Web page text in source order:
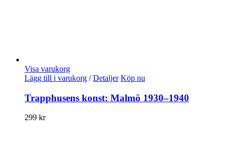
Visa varukorg
Lägg till i varukorg / Detaljer Köp nu
Trapphusens konst: Malmö 1930–1940
299 kr